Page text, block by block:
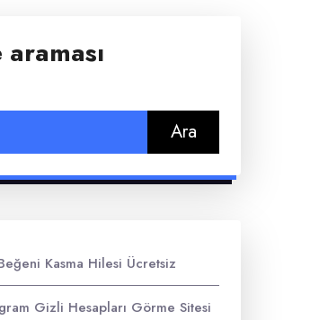
araması
Kasma Hilesi Ücretsiz
Gizli Hesapları Görme Sitesi